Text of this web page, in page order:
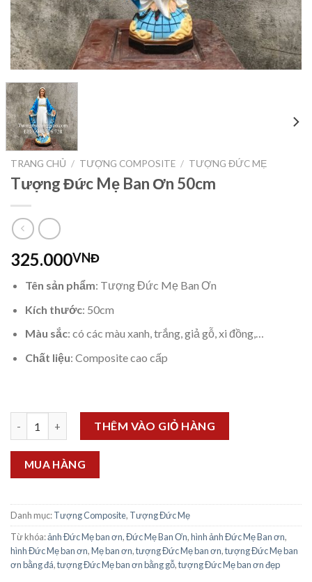
TRANG CHỦ / TƯỢNG COMPOSITE / TƯỢNG ĐỨC MẸ
Tượng Đức Mẹ Ban Ơn 50cm
325.000VNĐ
Tên sản phẩm: Tượng Đức Mẹ Ban Ơn
Kích thước: 50cm
Màu sắc: có các màu xanh, trắng, giả gỗ, xi đồng,…
Chất liệu: Composite cao cấp
Tượng Đức Mẹ Ban Ơn 50cm số lượng
THÊM VÀO GIỎ HÀNG
MUA HÀNG
Danh mục:Tượng Composite, Tượng Đức Mẹ
Từ khóa:ảnh Đức Mẹ ban ơn,Đức Mẹ Ban Ơn,hình ảnh Đức Mẹ Ban ơn,
hình Đức Mẹ ban ơn,Mẹ ban ơn,tượng Đức Mẹ ban ơn,tượng Đức Mẹ ban
ơn bằng đá,tượng Đức Mẹ ban ơn bằng gỗ,tượng Đức Mẹ ban ơn đẹp